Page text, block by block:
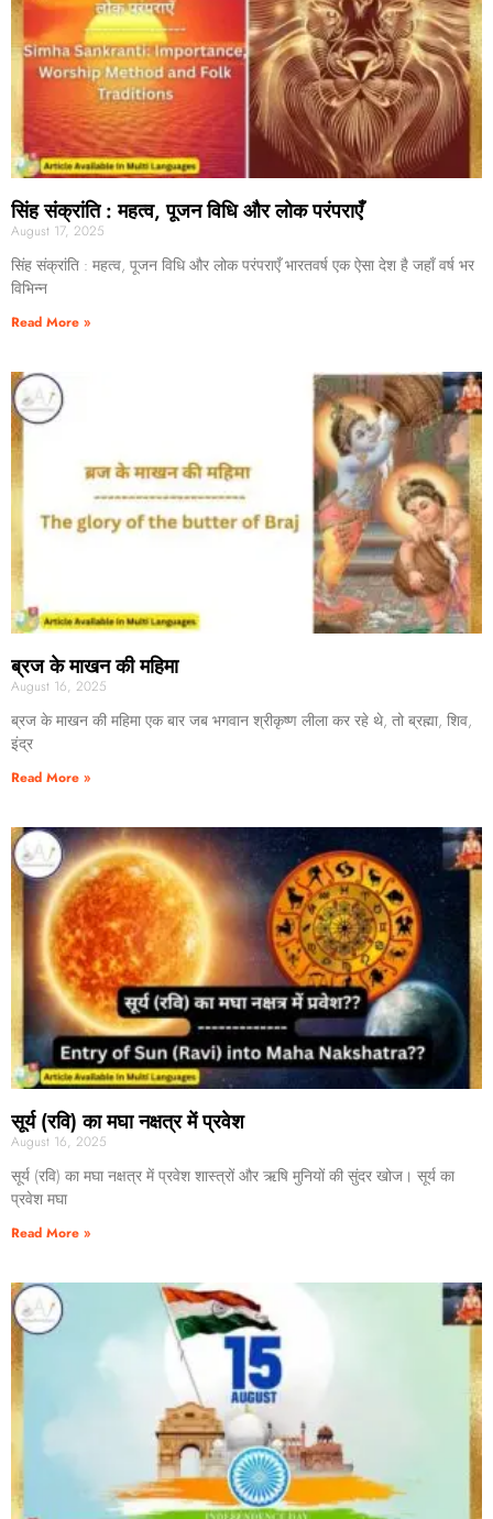
सिंह संक्रांति : महत्व, पूजन विधि और लोक परंपराएँ
August 17, 2025
सिंह संक्रांति : महत्व, पूजन विधि और लोक परंपराएँ भारतवर्ष एक ऐसा देश है जहाँ वर्ष भर
विभिन्न
Read More »
ब्रज के माखन की महिमा
August 16, 2025
ब्रज के माखन की महिमा एक बार जब भगवान श्रीकृष्ण लीला कर रहे थे, तो ब्रह्मा, शिव,
इंद्र
Read More »
सूर्य (रवि) का मघा नक्षत्र में प्रवेश
August 16, 2025
सूर्य (रवि) का मघा नक्षत्र में प्रवेश शास्त्रों और ऋषि मुनियों की सुंदर खोज। सूर्य का
प्रवेश मघा
Read More »